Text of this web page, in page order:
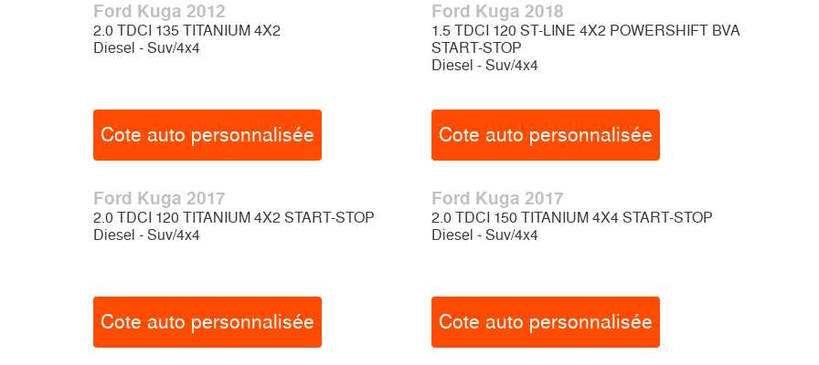
Ford Kuga 2012
2.0 TDCI 135 TITANIUM 4X2
Diesel - Suv/4x4
Cote auto personnalisée
Ford Kuga 2018
1.5 TDCI 120 ST-LINE 4X2 POWERSHIFT BVA
START-STOP
Diesel - Suv/4x4
Cote auto personnalisée
Ford Kuga 2017
2.0 TDCI 120 TITANIUM 4X2 START-STOP
Diesel - Suv/4x4
Cote auto personnalisée
Ford Kuga 2017
2.0 TDCI 150 TITANIUM 4X4 START-STOP
Diesel - Suv/4x4
Cote auto personnalisée